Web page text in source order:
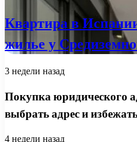
Квартира в
жилье у
3 недели назад
Покупка юридического
выбрать адрес и
4 недели назад